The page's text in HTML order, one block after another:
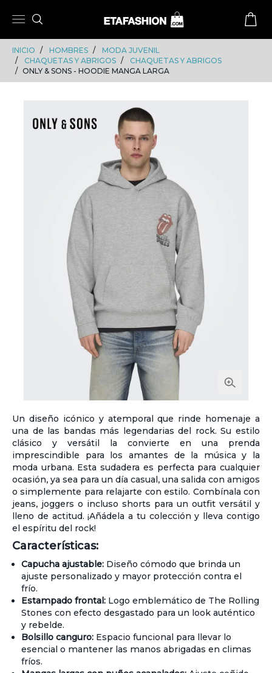
INICIO HOMBRES
MODA JUVENIL
CHAQUETAS Y ABRIGOS
CHAQUETAS Y ABRIGOS
ONLY & SONS - HOODIE MANGA LARGA
Un diseño icónico y atemporal que rinde homenaje a
una de las bandas más legendarias del rock. Su estilo
clásico y versátil la convierte en una prenda
imprescindible para los amantes de la música y la
moda urbana. Esta sudadera es perfecta para cualquier
ocasión, ya sea para un día casual, una salida con amigos
o simplemente para relajarte con estilo. Combínala con
jeans, joggers o incluso shorts para un outfit versátil y
lleno de actitud. ¡Añádela a tu colección y lleva contigo
el espíritu del rock!
Características:
Capucha ajustable: Diseño cómodo que brinda un
ajuste personalizado y mayor protección contra el
frío.
Estampado frontal: Logo emblemático de The Rolling
Stones con efecto desgastado para un look auténtico
y rebelde.
Bolsillo canguro: Espacio funcional para llevar lo
esencial o mantener las manos abrigadas en climas
fríos.